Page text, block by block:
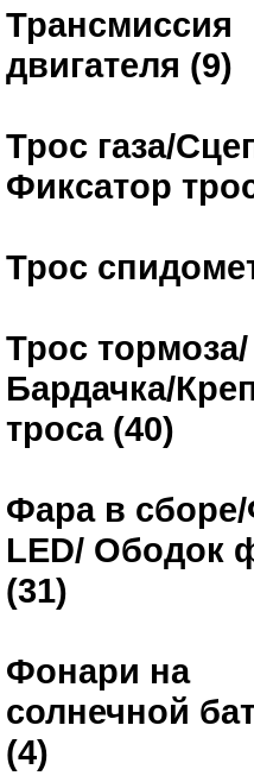
Трансмиссия
двигателя (9)
Трос газа/
Фиксатор
Трос
Трос тормоза/
Бардачка/
троса (40)
Фара в
LED/ Ободок
(31)
Фонари на
солнечной
(4)